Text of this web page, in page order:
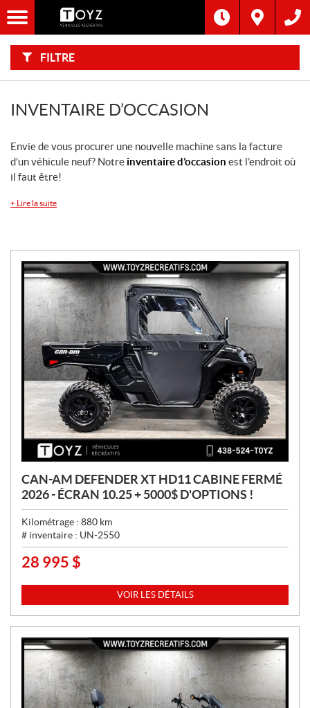
FILTRE
F
I
L
TFiltre
Catégorie
Inventaire
CHERCHER
INVENTAIRE D’OCCASION
Envie de vous procurer une nouvelle machine sans la facture
d’un véhicule neuf? Notre inventaire d’occasion est l’endroit où
il faut être!
+ Lire la suite
CAN-AM DEFENDER XT HD11 CABINE FERMÉ
2026 - ÉCRAN 10.25 + 5000$ D'OPTIONS !
Kilométrage : 880 km
# inventaire : UN-2550
P
X
:
28 995 $
VOIR LES DÉTAILS